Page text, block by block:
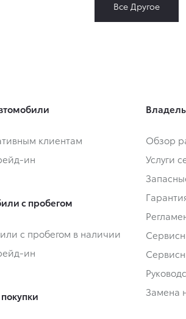
Все Другое
клиентам
ин
с пробегом
с пробегом в наличии
ин
Обзор
Услуги
Замена